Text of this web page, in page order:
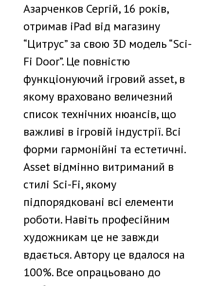
Азарченков Сергій, 16 років,
отримав iPad від магазину
“Цитрус” за свою 3D модель “Sci-
Fi Door”. Це повністю
функціонуючий ігровий asset, в
якому враховано величезний
список технічних нюансів, що
важливі в ігровій індустрії. Всі
форми гармонійні та естетичні.
Asset відмінно витриманий в
стилі Sci-Fi, якому
підпорядковані всі елементи
роботи. Навіть професійним
художникам це не завжди
вдається. Автору це вдалося на
100%. Все опрацьовано до